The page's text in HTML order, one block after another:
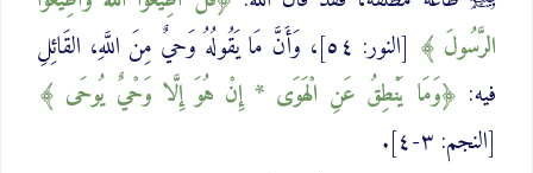
الرَّسُولَ
[النور: ٥٤]، وَأَنَّ مَا يَقُولُهُ وَحيٌ مِنَ اللَّهِ، القَائِلِ
فيه:
‌وَمَا ‌يَنْطِقُ عَنِ الْهَوَى * إِنْ هُوَ إِلَّا وَحْيٌ يُوحَى
[النجم: ٣-٤].